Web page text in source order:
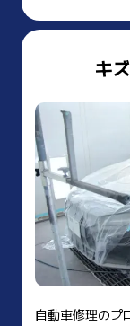
キ
自動車修理のプ